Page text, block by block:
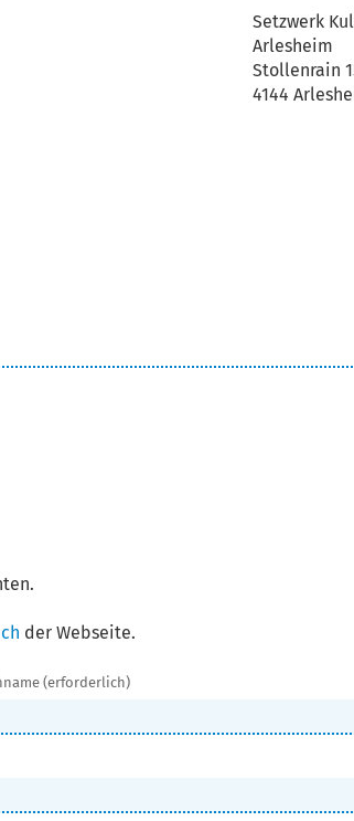
Setzwerk
Arlesheim
Stollenrain
4144
der Webseite.
(erforderlich)